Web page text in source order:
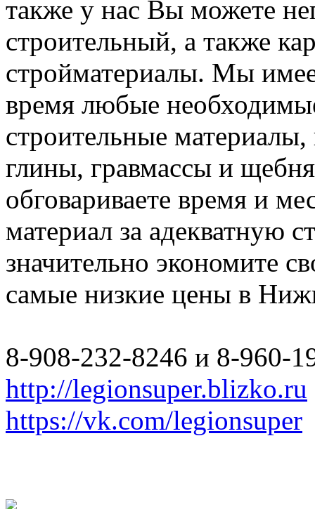
также у нас Вы можете
строительный, а также
стройматериалы. Мы
время любые
строительные материалы,
глины, гравмассы и
обговариваете время и
материал за адекватную
значительно экономите
самые низкие цены в
8-908-232-8246 и 8-960-
http://legionsuper.blizko.ru
https://vk.com/legionsuper